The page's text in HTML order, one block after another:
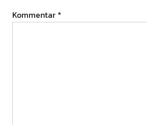
Kommentar *